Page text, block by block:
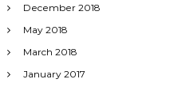
December 2018
May 2018
March 2018
January 2017